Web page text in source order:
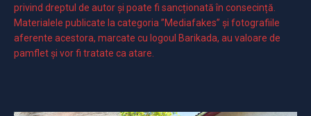
privind dreptul de autor și poate fi sancționată în consecință.
Materialele publicate la categoria ”Mediafakes” și fotografiile
aferente acestora, marcate cu logoul Barikada, au valoare de
pamflet și vor fi tratate ca atare.